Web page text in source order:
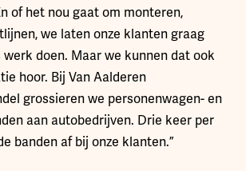
of het nou gaat om monteren,
we laten onze klanten graag
werk doen. Maar we kunnen dat ook
hoor. Bij Van Aalderen
grossieren we personenwagen- en
aan autobedrijven. Drie keer per
banden af bij onze klanten.”